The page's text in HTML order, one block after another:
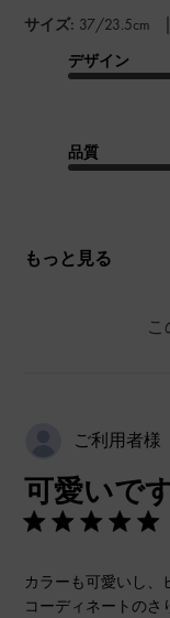
サイズ: 37/23.5cm |
デザイン
品質
もっと見る
ご利用者様
可愛いで
カラーも可愛いし、
コーディネートのさ